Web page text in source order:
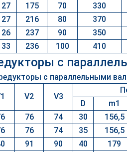
27 175 70 330
27 216 80 370
26 237 90 350
33 236 100 410
с
V2 V3
D
m1
76 74 30 156,5
76 74 35 156,5
91 90 40 179